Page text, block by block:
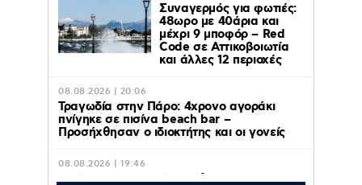
Συναγερμός για φωτιές:
48ωρο με 40άρια και
μέχρι 9 μποφόρ – Red
Code σε Αττικοβοιωτία
και άλλες 12 περιοχές
08.08.2026 | 20:06
Τραγωδία στην Πάρο: 4χρονο αγοράκι
πνίγηκε σε πισίνα beach bar –
Προσήχθησαν ο ιδιοκτήτης και οι γονείς
08.08.2026 | 19:46
Θρήνος για τον Μέσι: Πέθανε στα 68 του